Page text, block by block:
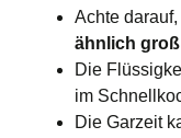
Achte
ähnlich groß
Die
im
Die Garzeit